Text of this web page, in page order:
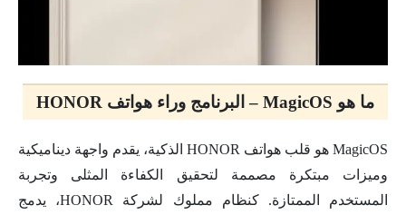
ما هو MagicOS – البرنامج وراء هواتف HONOR
MagicOS هو قلب هواتف HONOR الذكية، يقدم واجهة ديناميكية
وميزات مبتكرة مصممة لتحقيق الكفاءة المثلى وتجربة
المستخدم الممتازة. كنظام مملوك لشركة HONOR، يدمج